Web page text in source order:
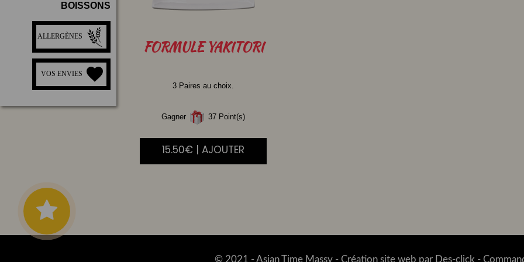
BOISSONS
ALLERGÈNES
VOS ENVIES
FORMULEYAKITORI
3 Paires au choix.
Gagner 37 Point(s)
15.50€ | AJOUTER
© 2021 -Asian Time Massy- Création site web par Des-click -